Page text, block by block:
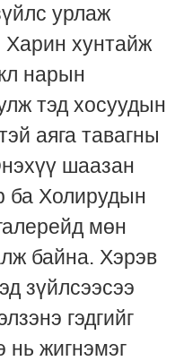
урлаж
Харин хунтайж
нарын
тэд хосуудын
аяга тавагны
шаазан
ба Холирудын
мөн
байна. Хэрэв
зүйлсээсээ
гэдгийг
жигнэмэг